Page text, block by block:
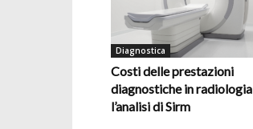
Diagnostica
Costi delle prestazioni
diagnostiche in radiologia
l’analisi di Sirm